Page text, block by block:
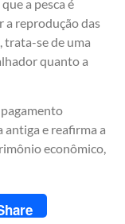
a pesca é
a reprodução das
trata-se de uma
quanto a
e reafirma a
econômico,